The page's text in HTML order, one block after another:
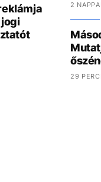
2
29